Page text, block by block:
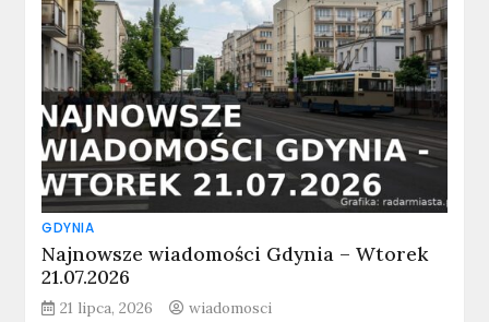
GDYNIA
Najnowsze wiadomości Gdynia – Wtorek
21.07.2026
21 lipca, 2026 wiadomosci